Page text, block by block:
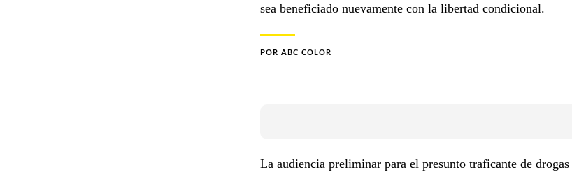
sea beneficiado nuevamente con la libertad condicional.
POR ABC COLOR
La audiencia preliminar para el presunto traficante de drogas